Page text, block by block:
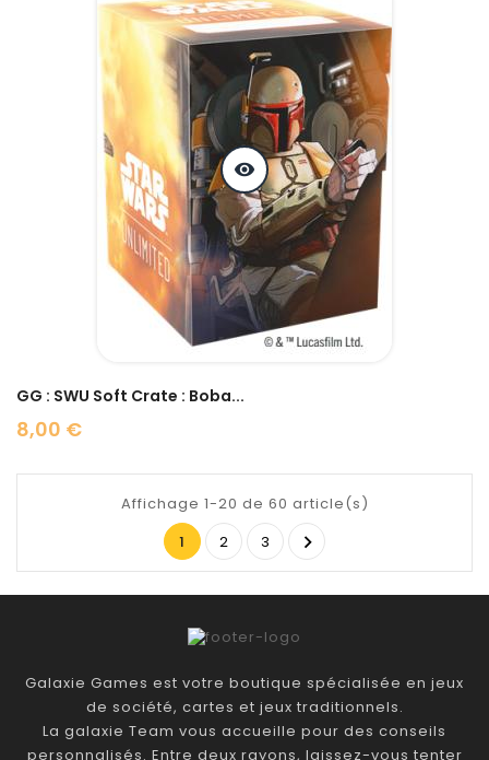
visibility
GG : SWU Soft Crate : Boba...
8,00 €
Prix
Affichage 1-20 de 60 article(s)
1
2 3 
Galaxie Games est votre boutique spécialisée en jeux
de société, cartes et jeux traditionnels.
La galaxie Team vous accueille pour des conseils
personnalisés. Entre deux rayons, laissez-vous tenter